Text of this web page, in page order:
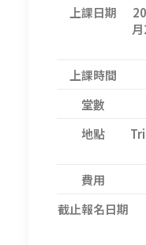
上課日期
上課時間
堂數
地點
費用
截止報名日期